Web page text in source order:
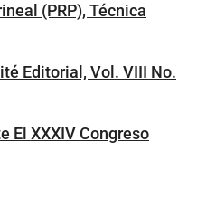
(PRP), Técnica
Editorial, Vol. VIII No.
El XXXIV Congreso